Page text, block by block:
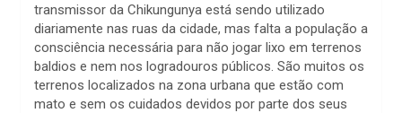
transmissor da Chikungunya está sendo utilizado
diariamente nas ruas da cidade, mas falta a população a
consciência necessária para não jogar lixo em terrenos
baldios e nem nos logradouros públicos. São muitos os
terrenos localizados na zona urbana que estão com
mato e sem os cuidados devidos por parte dos seus